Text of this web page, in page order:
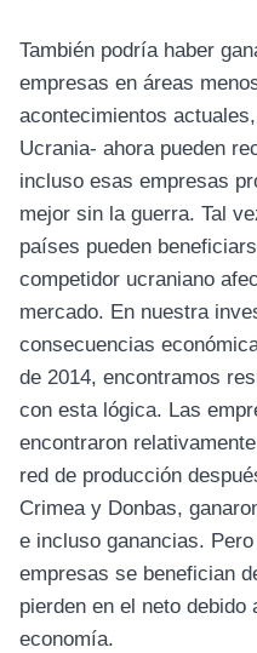
También podría haber
empresas en áreas
acontecimientos
Ucrania- ahora pueden
incluso esas empresas
mejor sin la guerra. Tal
países pueden
competidor ucraniano
mercado. En nuestra
consecuencias
de 2014, encontramos
con esta lógica. Las
encontraron
red de producción
Crimea y Donbas,
e incluso ganancias.
empresas se benefician
pierden en el neto
economía.